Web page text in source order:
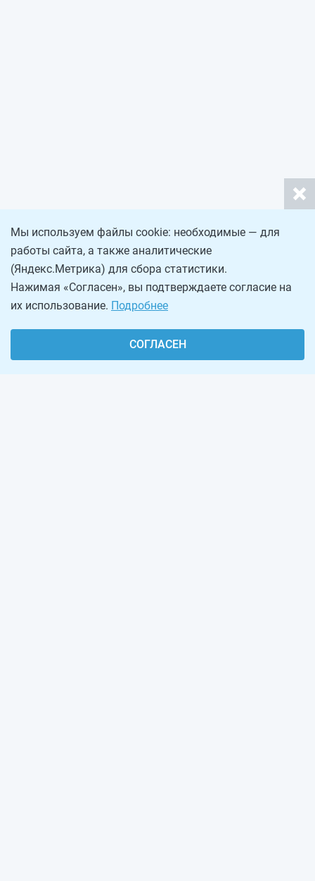
Мы используем файлы cookie: необходимые — для
работы сайта, а также аналитические
(Яндекс.Метрика) для сбора статистики.
Нажимая «Согласен», вы подтверждаете согласие на
их использование. Подробнее
СОГЛАСЕН